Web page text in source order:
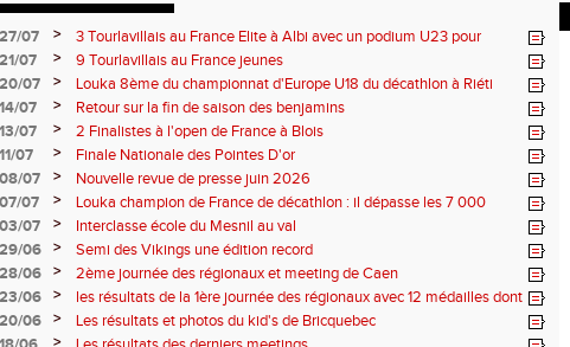
27/07 >
3 Tourlavillais au France Elite à Albi avec un podium U23 pour
Juliette
21/07 >
9 Tourlavillais au France jeunes
20/07
>
Louka 8ème du championnat d'Europe U18 du décathlon à Riéti
14/07
>
Retour sur la fin de saison des benjamins
13/07
>
2 Finalistes à l'open de France à Blois
11/07
>
Finale Nationale des Pointes D'or
08/07
>
Nouvelle revue de presse juin 2026
07/07
>
Louka champion de France de décathlon : il dépasse les 7 000
points !
03/07 >
Interclasse école du Mesnil au val
29/06
>
Semi des Vikings une édition record
28/06
>
2ème journée des régionaux et meeting de Caen
23/06
>
les résultats de la 1ère journée des régionaux avec 12 médailles dont
2 titres
20/06 >
Les résultats et photos du kid's de Bricquebec
>